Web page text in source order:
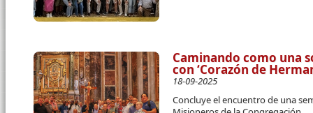
Caminando como una
con ‘Corazón de
18-09-2025
Concluye el encuentro de una